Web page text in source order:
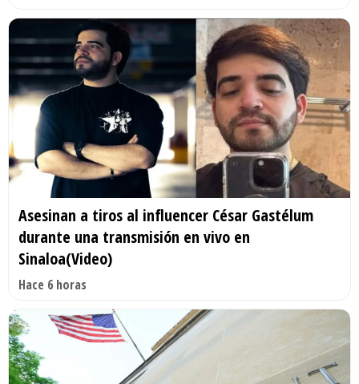
Asesinan a tiros al influencer César Gastélum
durante una transmisión en vivo en
Sinaloa(Video)
Hace 6 horas